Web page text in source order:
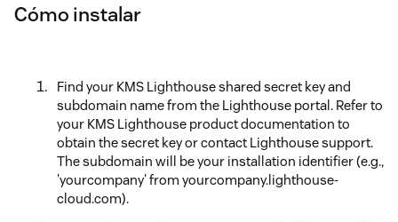
Cómo instalar
Find your KMS Lighthouse shared secret key and
subdomain name from the Lighthouse portal. Refer to
your KMS Lighthouse product documentation to
obtain the secret key or contact Lighthouse support.
The subdomain will be your installation identifier (e.g.,
'yourcompany' from yourcompany.lighthouse-
cloud.com).